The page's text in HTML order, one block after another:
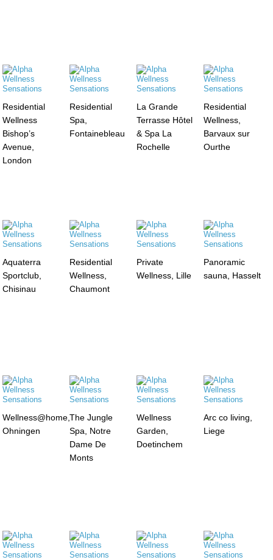
Residential
Wellness
Bishop’s
Avenue,
London
Residential
Spa,
Fontainebleau
La Grande
Terrasse Hôtel
& Spa La
Rochelle
Residential
Wellness,
Barvaux sur
Ourthe
Aquaterra
Sportclub,
Chisinau
Residential
Wellness,
Chaumont
Private
Wellness, Lille
Panoramic
sauna, Hasselt
Wellness@home,
Ohningen
The Jungle
Spa, Notre
Dame De
Monts
Wellness
Garden,
Doetinchem
Arc co living,
Liege